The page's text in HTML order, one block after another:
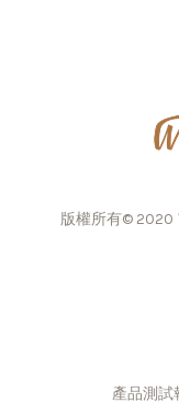
版權所有© 2020
產品測試